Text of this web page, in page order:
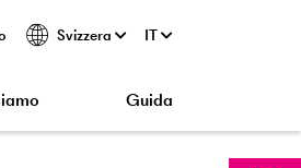
Svizzera IT
Guida